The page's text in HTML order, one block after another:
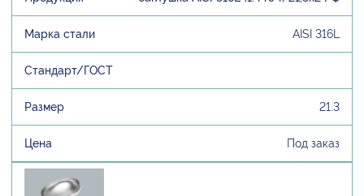
AISI 316L
21.3
Под заказ